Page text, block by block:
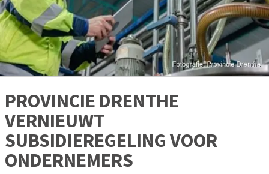
PROVINCIE DRENTHE
VERNIEUWT
SUBSIDIEREGELING VOOR
ONDERNEMERS